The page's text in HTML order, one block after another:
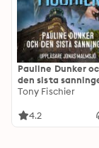
Pauline Dunker
den sista
Tony Fischier
4.2